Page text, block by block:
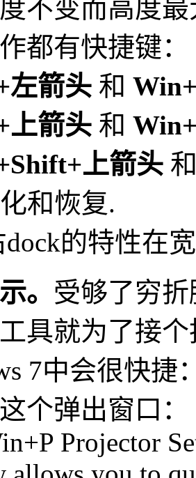
不变而高度
都有快捷键：
左箭头 和
上箭头 和
上箭头
和恢复.
的特性在
。 受够了穷
具就为了接
7中会很快捷
个弹出窗口：